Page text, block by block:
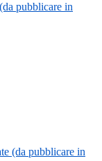
pubblicare in
(da pubblicare in